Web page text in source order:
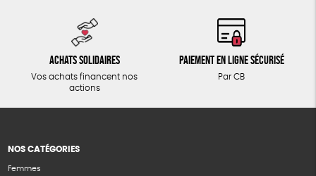
Achats solidaires
Vos achats financent nos
actions
Paiement en ligne sécurisé
Par CB
NOS CATÉGORIES
Femmes